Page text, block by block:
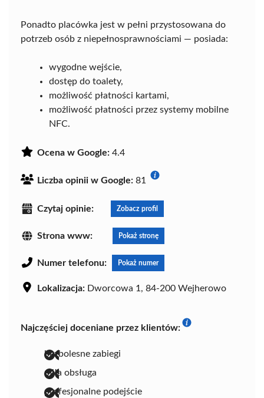
Ponadto placówka jest w pełni przystosowana do
potrzeb osób z niepełnosprawnościami — posiada:
wygodne wejście,
dostęp do toalety,
możliwość płatności kartami,
możliwość płatności przez systemy mobilne
NFC.
Ocena w Google: 4.4
Liczba opinii w Google: 81
Czytaj opinie: Zobacz profil
Strona www: Pokaż stronę
Numer telefonu: Pokaż numer
Lokalizacja: Dworcowa 1, 84-200 Wejherowo
Najczęściej doceniane przez klientów:
bezbolesne zabiegi
miła obsługa
profesjonalne podejście